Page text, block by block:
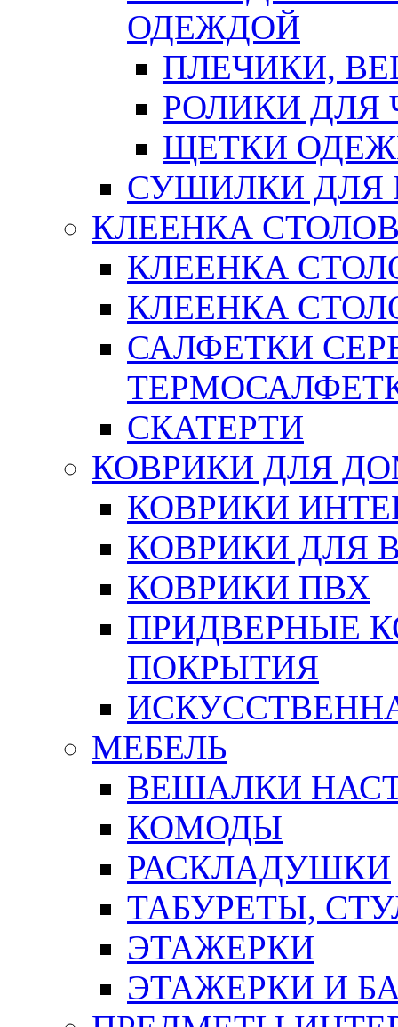
ОДЕЖДОЙ
ПЛЕЧИКИ,
РОЛИКИ ДЛЯ
ЩЕТКИ
СУШИЛКИ ДЛЯ
КЛЕЕНКА
КЛЕЕНКА
КЛЕЕНКА
САЛФЕТКИ
СКАТЕРТИ
КОВРИКИ ДЛЯ
КОВРИКИ
КОВРИКИ ДЛЯ
КОВРИКИ ПВХ
ПРИДВЕРНЫЕ
ПОКРЫТИЯ
МЕБЕЛЬ
ВЕШАЛКИ
КОМОДЫ
РАСКЛАДУШКИ
ТАБУРЕТЫ,
ЭТАЖЕРКИ
ЭТАЖЕРКИ И